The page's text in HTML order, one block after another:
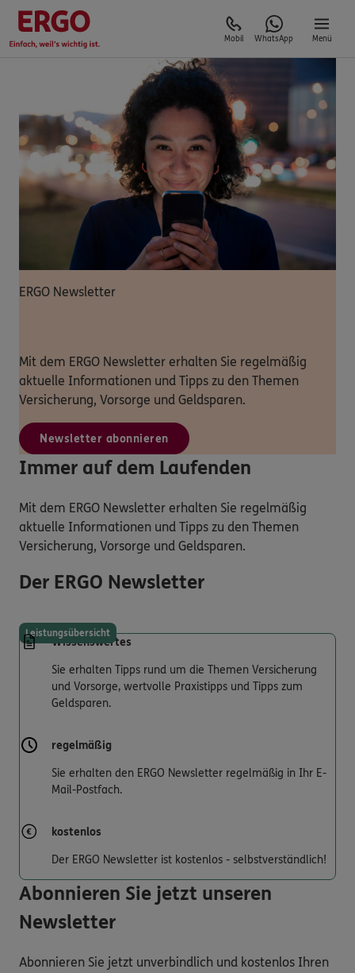
Mobil WhatsApp Menü
ERGO Newsletter
Mit dem ERGO Newsletter erhalten Sie regelmäßig
aktuelle Informationen und Tipps zu den Themen
Versicherung, Vorsorge und Geldsparen.
Newsletter abonnieren
Immer auf dem Laufenden
Mit dem ERGO Newsletter erhalten Sie regelmäßig
aktuelle Informationen und Tipps zu den Themen
Versicherung, Vorsorge und Geldsparen.
Der ERGO Newsletter
Leistungsübersicht
Wissenswertes
Sie erhalten Tipps rund um die Themen Versicherung
und Vorsorge, wertvolle Praxistipps und Tipps zum
Geldsparen.
regelmäßig
Sie erhalten den ERGO Newsletter regelmäßig in Ihr E-
Mail-Postfach.
kostenlos
Der ERGO Newsletter ist kostenlos - selbstverständlich!
Abonnieren Sie jetzt unseren
Newsletter
Abonnieren Sie jetzt unverbindlich und kostenlos Ihren